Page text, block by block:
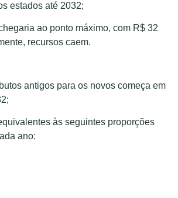
estados até 2032;
ao ponto máximo, com R$ 32
recursos caem.
antigos para os novos começa em
às seguintes proporções
ano: